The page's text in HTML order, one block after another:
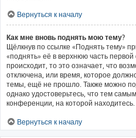
Вернуться к началу
Как мне вновь поднять мою тему?
Щёлкнув по ссылке «Поднять тему»
«поднять» её в верхнюю часть
происходит, то это означает, что
отключена, или время, которое
темы, ещё не прошло. Также можно
однако удостоверьтесь, что тем
конференции, на которой находитесь.
Вернуться к началу